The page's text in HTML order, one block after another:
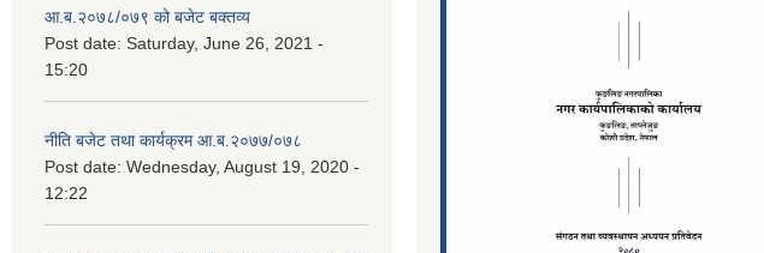
आ.ब.२०७८/०७९ को बजेट बक्तव्य
Post date: Saturday, June 26, 2021 -
15:20
नीति बजेट तथा कार्यक्रम आ.ब.२०७७/०७८
Post date: Wednesday, August 19, 2020 -
12:22